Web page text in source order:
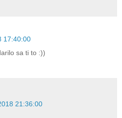
17:40:00
sa ti to :))
21:36:00